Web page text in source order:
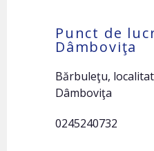
Punct de
Dâmboviţa
Bărbuleţu,
Dâmboviţa
0245240732